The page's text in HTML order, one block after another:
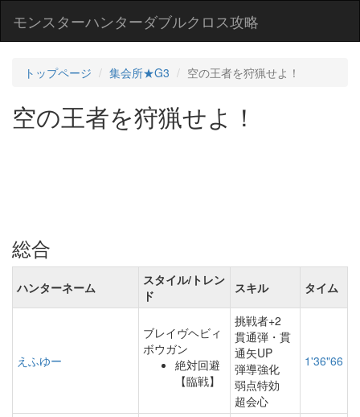
モンスターハンターダブルクロス攻略
トップページ 集会所★G3 空の王者を狩猟せよ！
空の王者を狩猟せよ！
総合
ハンターネーム
スタイル/トレン
ド
スキル タイム
えふゆー
ブレイヴヘビィ
ボウガン
絶対回避
【臨戦】
挑戦者+2
貫通弾・貫
通矢UP
弾導強化
弱点特効
超会心
1'36"66